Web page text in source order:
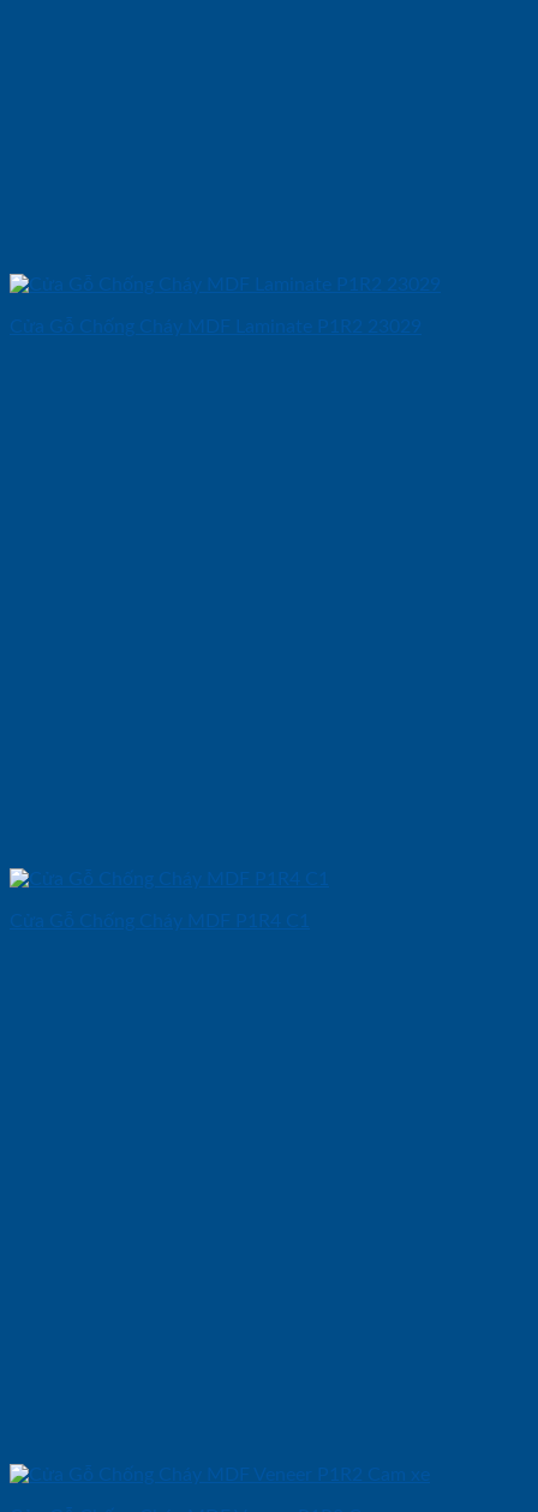
Cửa Gỗ Chống Cháy MDF Laminate P1R2 23029
Cửa Gỗ Chống Cháy MDF P1R4 C1